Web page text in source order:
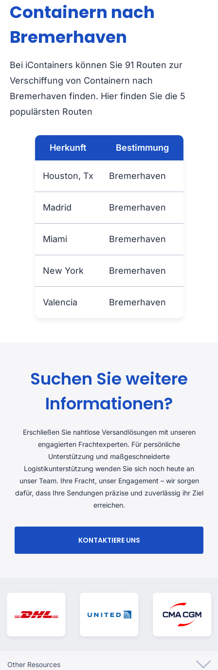
Containern nach
Bremerhaven
Bei iContainers können Sie 91 Routen zur
Verschiffung von Containern nach
Bremerhaven finden. Hier finden Sie die 5
populärsten Routen
Herkunft Bestimmung
Houston, Tx Bremerhaven
Madrid Bremerhaven
Miami Bremerhaven
New York Bremerhaven
Valencia Bremerhaven
Suchen Sie weitere
Informationen?
Erschließen Sie nahtlose Versandlösungen mit unseren
engagierten Frachtexperten. Für persönliche
Unterstützung und maßgeschneiderte
Logistikunterstützung wenden Sie sich noch heute an
unser Team. Ihre Fracht, unser Engagement – ​​wir sorgen
dafür, dass Ihre Sendungen präzise und zuverlässig ihr Ziel
erreichen.
KONTAKTIERE UNS
Other Resources